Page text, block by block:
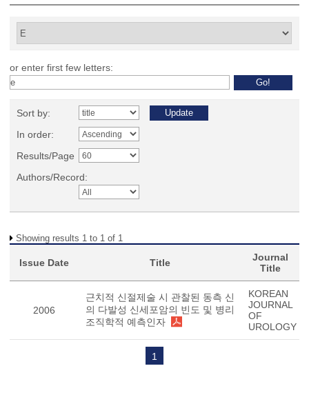
or enter first few letters:
Sort by:
In order:
Results/Page
Authors/Record:
Showing results 1 to 1 of 1
Issue Date Title
Journal
Title
2006
근치적 신절제술 시 관찰된 동측 신
의 다발성 신세포암의 빈도 및 병리
조직학적 예측인자
KOREAN
JOURNAL
OF
UROLOGY
1